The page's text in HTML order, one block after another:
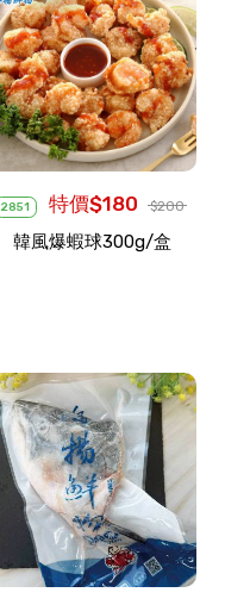
2851 特價$180 $200
韓風爆蝦球300g/盒